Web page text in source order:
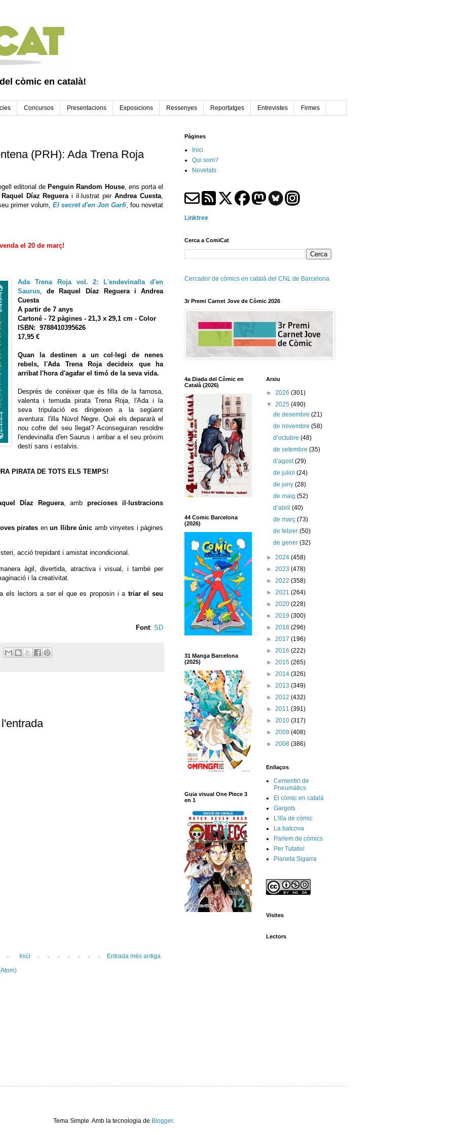
còmic en català!
Concursos Presentacions Exposicions Ressenyes Reportatges Entrevistes Firmes
(PRH): Ada Trena Roja
editorial de Penguin Random House, ens porta el
Raquel Díaz Reguerai il·lustrat perAndrea Cuesta,
primer volum, El secret d'en Jon Garfi, fou novetat
el 20 de març!
Ada Trena Roja vol. 2: L'endevinalla d'en
Saurus,de Raquel Díaz Reguera i Andrea
Cuesta
A partir de 7 anys
Cartoné - 72 pàgines - 21,3 x 29,1 cm - Color
ISBN :
9788410395626
17,95 €
Quan la destinen a un col·legi de nenes
rebels, l'Ada Trena Roja decideix que ha
arribat l'hora d'agafar el timó de la seva vida.
Després de conèixer que és filla de la famosa,
valenta i temuda pirata Trena Roja, l'Ada i la
seva tripulació es dirigeixen a la següent
aventura: l'illa Núvol Negre. Què els depararà el
nou cofre del seu llegat? Aconseguiran resoldre
l'endevinalla d'en Saurus i arribar a el seu pròxim
destí sans i estalvis.
PIRATA DE TOTS ELS TEMPS!
Díaz Reguera, ambprecioses il·lustracions
pirates en un llibre únic amb vinyetes i pàgines
acció trepidant i amistat incondicional.
àgil, divertida, atractiva i visual, i també per
i la creativitat.
els lectors a ser el que es proposin i a triar el seu
Font: SD
Entrada més antiga
Inici
Pàgines
Inici
Qui som?
Novetats
Linktree
Cerca a ComiCat
Cercador de còmics en català del CNL de Barcelona
3r Premi Carnet Jove de Còmic 2026
4a Diada del Còmic en
Català (2026)
44 Comic Barcelona
(2026)
31 Manga Barcelona
(2025)
Guia visual One Piece 3
en 1
Arxiu
► 2026 (301)
▼ 2025 (490)
de desembre(21)
de novembre(58)
d’octubre(48)
de setembre(35)
d’agost(29)
de juliol(24)
de juny(28)
de maig(52)
d’abril(40)
de març(73)
de febrer(50)
de gener(32)
► 2024 (458)
► 2023 (478)
► 2022 (358)
► 2021 (264)
► 2020 (228)
► 2019 (300)
► 2018 (296)
► 2017 (196)
► 2016 (222)
► 2015 (265)
► 2014 (326)
► 2013 (349)
► 2012 (432)
► 2011 (391)
► 2010 (317)
► 2009 (408)
► 2008 (386)
Enllaços
Cementiri de
Pneumàtics
El còmic en català
Gargots
L'illa de còmic
La batcova
Parlem de còmics
Per Tutatis!
Planeta Sigarra
Visites
Lectors
Tema Simple. Amb la tecnologia de Blogger.